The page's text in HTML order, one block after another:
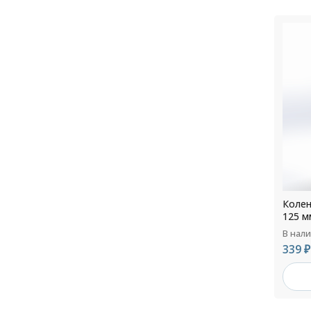
125
В
339